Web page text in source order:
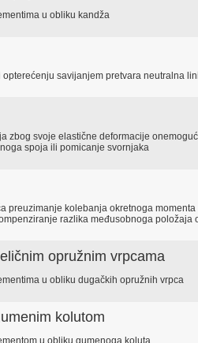
u obliku kandža
savijanjem pretvara neutralna
zbog svoje elastične deformacije
spoja ili pomicanje svornjaka
preuzimanje kolebanja okretnoga
razlika međusobnoga položaja
opružnim vrpcama
u obliku dugačkih opružnih vrpca
kolutom
u obliku gumenoga koluta